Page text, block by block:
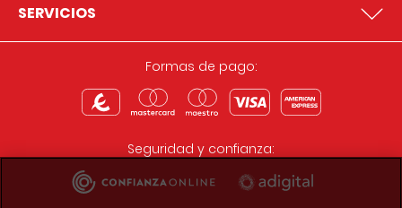
SERVICIOS
Formas de pago:
Seguridad y confianza: